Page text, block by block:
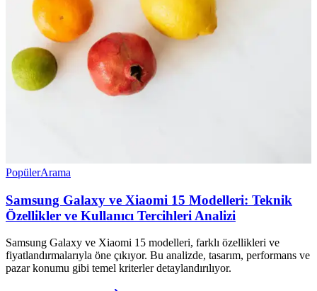
PopülerArama
Samsung Galaxy ve Xiaomi 15 Modelleri: Teknik
Özellikler ve Kullanıcı Tercihleri Analizi
Samsung Galaxy ve Xiaomi 15 modelleri, farklı özellikleri ve
fiyatlandırmalarıyla öne çıkıyor. Bu analizde, tasarım, performans ve
pazar konumu gibi temel kriterler detaylandırılıyor.